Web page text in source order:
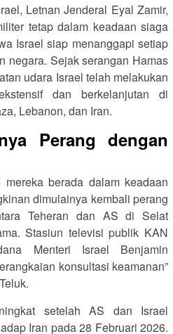
Letnan Jenderal Eyal Zamir,
tetap dalam keadaan siaga
Israel siap menanggapi setiap
negara. Sejak serangan Hamas
udara Israel telah melakukan
dan berkelanjutan di
Lebanon, dan Iran.
Perang dengan
mereka berada dalam keadaan
dimulainya kembali perang
Teheran dan AS di Selat
Stasiun televisi publik KAN
Menteri Israel Benjamin
konsultasi keamanan”
setelah AS dan Israel
Iran pada 28 Februari 2026.